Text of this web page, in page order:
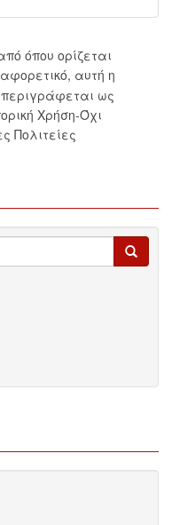
όπου ορίζεται
αυτή η
ως
Χρήση-Όχι
Πολιτείες